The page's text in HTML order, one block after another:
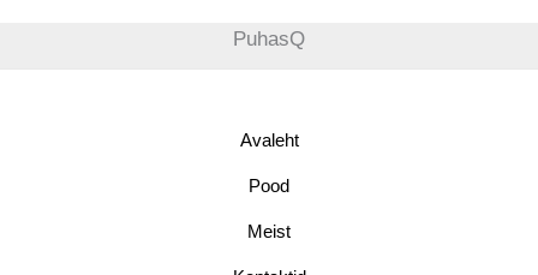
PuhasQ
Avaleht
Pood
Meist